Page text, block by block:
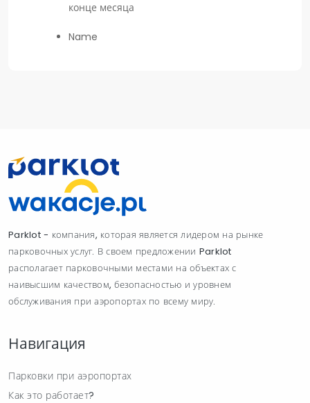
конце месяца
Name
Parklot - компания, которая является лидером на рынке
парковочных услуг. В своем предложении Parklot
располагает парковочными местами на объектах с
наивысшим качеством, безопасностью и уровнем
обслуживания при аэропортах по всему миру.
Навигация
Парковки при аэропортах
Как это работает?